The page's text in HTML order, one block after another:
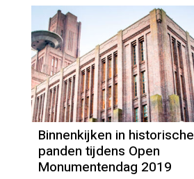
Binnenkijken in historische
panden tijdens Open
Monumentendag 2019